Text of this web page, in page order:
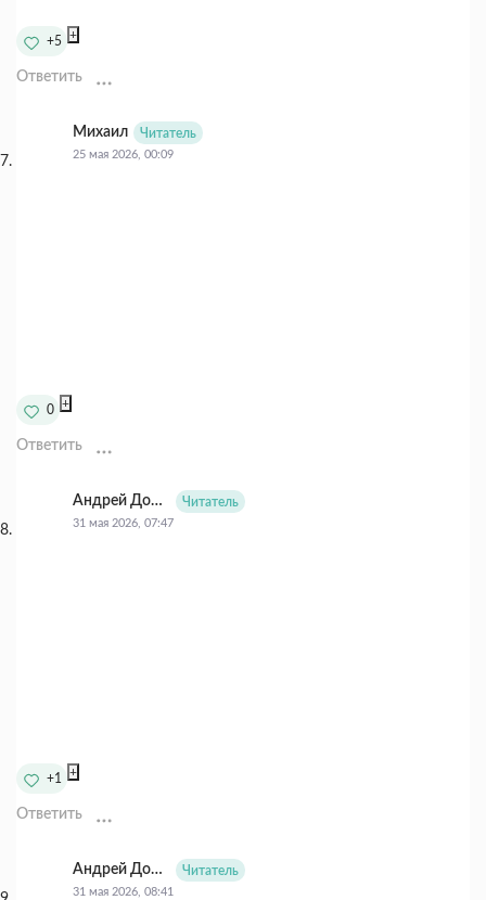
+5 +
Ответить
Михаил Читатель
25 мая 2026, 00:09
0 +
Ответить
Андрей Долматов Читатель
31 мая 2026, 07:47
+1 +
Ответить
Андрей Долматов Читатель
31 мая 2026, 08:41